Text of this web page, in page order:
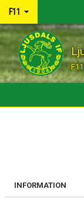
F11
F11
INFORMATION